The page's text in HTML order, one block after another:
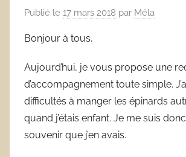
Publié le 17 mars 2018 par Méla
Bonjour à tous,
Aujourd’hui, je vous propose une
d’accompagnement toute simple.
difficultés à manger les épinards
quand j’étais enfant. Je me suis
souvenir que j’en avais.